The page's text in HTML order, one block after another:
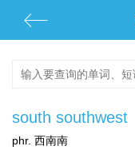
south southwest
phr. 西南南